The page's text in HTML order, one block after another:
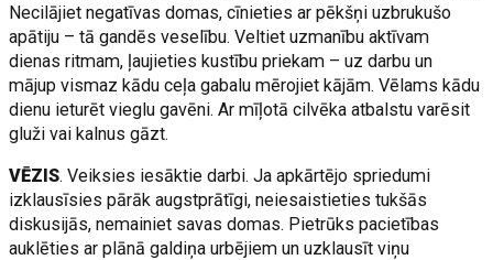
Necilājiet negatīvas domas, cīnieties ar pēkšņi uzbrukušo
apātiju – tā gandēs veselību. Veltiet uzmanību aktīvam
dienas ritmam, ļaujieties kustību priekam – uz darbu un
mājup vismaz kādu ceļa gabalu mērojiet kājām. Vēlams kādu
dienu ieturēt vieglu gavēni. Ar mīļotā cilvēka atbalstu varēsit
gluži vai kalnus gāzt.
VĒZIS. Veiksies iesāktie darbi. Ja apkārtējo spriedumi
izklausīsies pārāk augstprātīgi, neiesaistieties tukšās
diskusijās, nemainiet savas domas. Pietrūks pacietības
auklēties ar plānā galdiņa urbējiem un uzklausīt viņu